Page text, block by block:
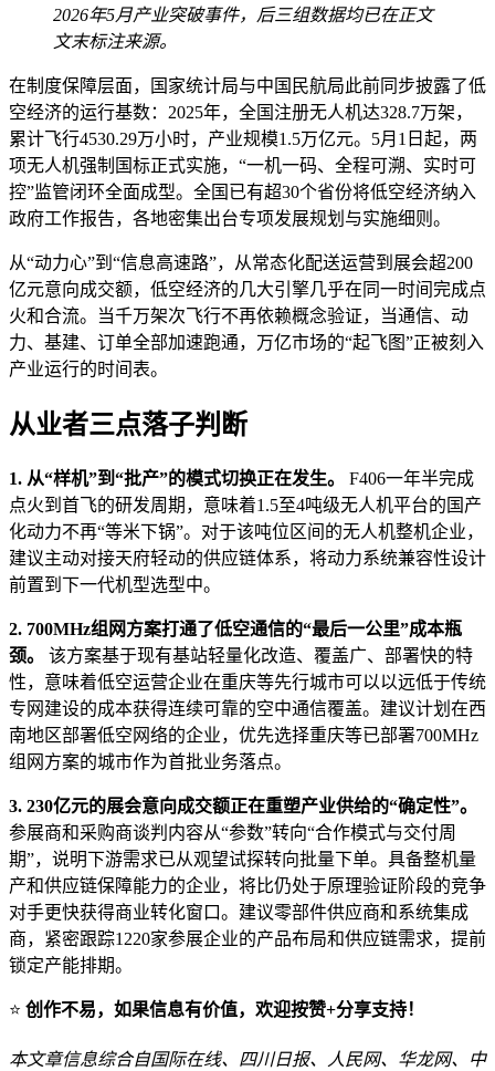
2026年5月产业突破事件，后三组数据均已在正文
文末标注来源。
在制度保障层面，国家统计局与中国民航局此前同步披露了低
空经济的运行基数：2025年，全国注册无人机达328.7万架，
累计飞行4530.29万小时，产业规模1.5万亿元。5月1日起，两
项无人机强制国标正式实施，“一机一码、全程可溯、实时可
控”监管闭环全面成型。全国已有超30个省份将低空经济纳入
政府工作报告，各地密集出台专项发展规划与实施细则。
从“动力心”到“信息高速路”，从常态化配送运营到展会超200
亿元意向成交额，低空经济的几大引擎几乎在同一时间完成点
火和合流。当千万架次飞行不再依赖概念验证，当通信、动
力、基建、订单全部加速跑通，万亿市场的“起飞图”正被刻入
产业运行的时间表。
从业者三点落子判断
1. 从“样机”到“批产”的模式切换正在发生。
F406一年半完成
点火到首飞的研发周期，意味着1.5至4吨级无人机平台的国产
化动力不再“等米下锅”。对于该吨位区间的无人机整机企业，
建议主动对接天府轻动的供应链体系，将动力系统兼容性设计
前置到下一代机型选型中。
2. 700MHz组网方案打通了低空通信的“最后一公里”成本瓶
颈。
该方案基于现有基站轻量化改造、覆盖广、部署快的特
性，意味着低空运营企业在重庆等先行城市可以以远低于传统
专网建设的成本获得连续可靠的空中通信覆盖。建议计划在西
南地区部署低空网络的企业，优先选择重庆等已部署700MHz
组网方案的城市作为首批业务落点。
3. 230亿元的展会意向成交额正在重塑产业供给的“确定性”。
参展商和采购商谈判内容从“参数”转向“合作模式与交付周
期”，说明下游需求已从观望试探转向批量下单。具备整机量
产和供应链保障能力的企业，将比仍处于原理验证阶段的竞争
对手更快获得商业转化窗口。建议零部件供应商和系统集成
商，紧密跟踪1220家参展企业的产品布局和供应链需求，提前
锁定产能排期。
⭐ 创作不易，如果信息有价值，欢迎按赞+分享支持！
本文章信息综合自国际在线、四川日报、人民网、华龙网、中